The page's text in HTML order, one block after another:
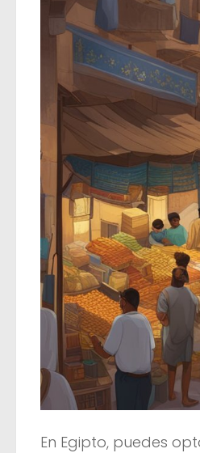
En Egipto, puedes